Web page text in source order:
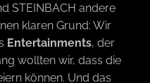
STEINBACH andere
klaren Grund: Wir
Entertainments, der
wollten wir, dass die
können. Und das